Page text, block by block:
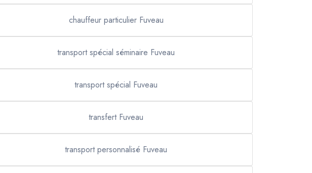
chauffeur particulier Fuveau
transport spécial séminaire Fuveau
transport spécial Fuveau
transfert Fuveau
transport personnalisé Fuveau